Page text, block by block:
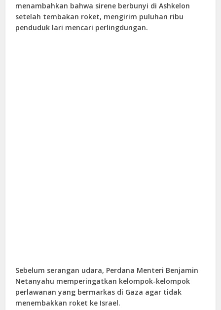
menambahkan bahwa sirene berbunyi di Ashkelon
setelah tembakan roket, mengirim puluhan ribu
penduduk lari mencari perlingdungan.
Sebelum serangan udara, Perdana Menteri Benjamin
Netanyahu memperingatkan kelompok-kelompok
perlawanan yang bermarkas di Gaza agar tidak
menembakkan roket ke Israel.